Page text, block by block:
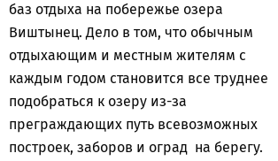
баз отдыха на побережье озера
Виштынец. Дело в том, что обычным
отдыхающим и местным жителям с
каждым годом становится все труднее
подобраться к озеру из-за
преграждающих путь всевозможных
построек, заборов и оград на берегу.